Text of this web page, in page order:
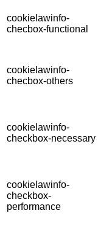
cookielawinfo-
checbox-functional
cookielawinfo-
checbox-others
cookielawinfo-
checkbox-necessary
cookielawinfo-
checkbox-
performance